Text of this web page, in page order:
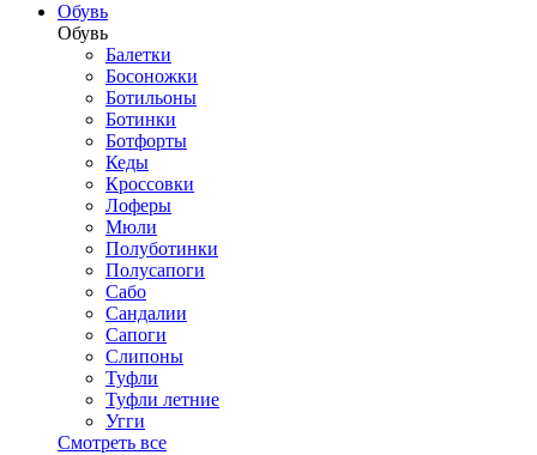
Обувь
Обувь
Балетки
Босоножки
Ботильоны
Ботинки
Ботфорты
Кеды
Кроссовки
Лоферы
Мюли
Полуботинки
Полусапоги
Сабо
Сандалии
Сапоги
Слипоны
Туфли
Туфли летние
Угги
Смотреть все